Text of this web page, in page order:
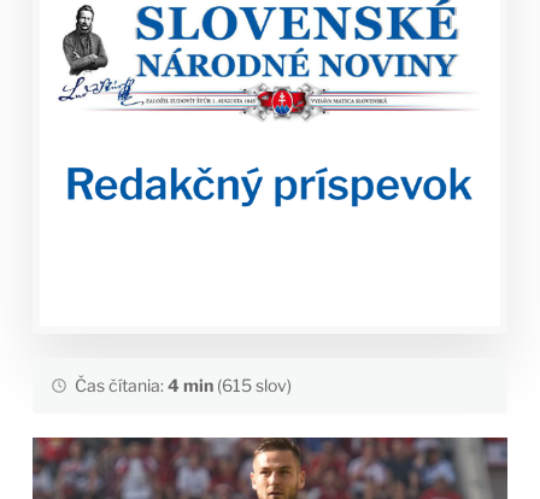
Čas čítania:4 min(615 slov)